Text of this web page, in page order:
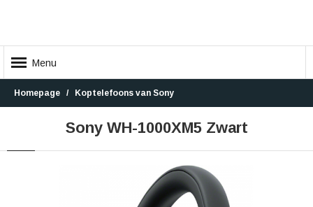
Menu
Homepage Koptelefoons van Sony
Sony WH-1000XM5 Zwart